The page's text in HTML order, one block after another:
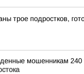
трое подростков,
мошенникам